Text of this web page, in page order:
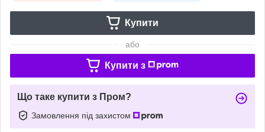
Купити
або
Купити з
Що таке купити з Пром?
Замовлення під захистом